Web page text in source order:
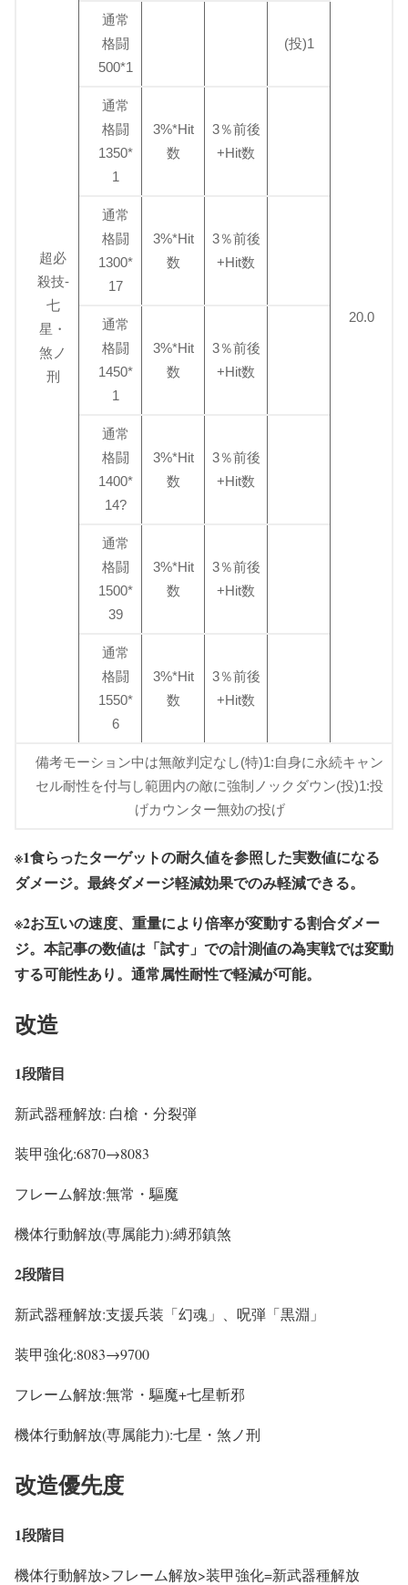
超必
殺技-
七
星・
煞ノ
刑
20.0
通常
格闘
500*1
(投)1
通常
格闘
1350*
1
3%*Hit
数
3％前後
+Hit数
通常
格闘
1300*
17
3%*Hit
数
3％前後
+Hit数
通常
格闘
1450*
1
3%*Hit
数
3％前後
+Hit数
通常
格闘
1400*
14?
3%*Hit
数
3％前後
+Hit数
通常
格闘
1500*
39
3%*Hit
数
3％前後
+Hit数
通常
格闘
1550*
6
3%*Hit
数
3％前後
+Hit数
備考モーション中は無敵判定なし(特)1:自身に永続キャン
セル耐性を付与し範囲内の敵に強制ノックダウン(投)1:投
げカウンター無効の投げ
※1食らったターゲットの耐久値を参照した実数値になる
ダメージ。最終ダメージ軽減効果でのみ軽減できる。
※2お互いの速度、重量により倍率が変動する割合ダメー
ジ。本記事の数値は「試す」での計測値の為実戦では変動
する可能性あり。通常属性耐性で軽減が可能。
改造
1段階目
新武器種解放: 白槍・分裂弾
装甲強化:6870→8083
フレーム解放:無常・驅魔
機体行動解放(専属能力):縛邪鎮煞
2段階目
新武器種解放:支援兵装「幻魂」、呪弾「黒淵」
装甲強化:8083→9700
フレーム解放:無常・驅魔+七星斬邪
機体行動解放(専属能力):七星・煞ノ刑
改造優先度
1段階目
機体行動解放>フレーム解放>装甲強化=新武器種解放